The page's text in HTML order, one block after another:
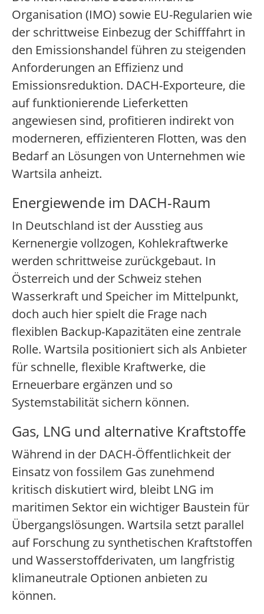
Organisation (IMO) sowie EU-Regularien wie
der schrittweise Einbezug der Schifffahrt in
den Emissionshandel führen zu steigenden
Anforderungen an Effizienz und
Emissionsreduktion. DACH-Exporteure, die
auf funktionierende Lieferketten
angewiesen sind, profitieren indirekt von
moderneren, effizienteren Flotten, was den
Bedarf an Lösungen von Unternehmen wie
Wartsila anheizt.
Energiewende im DACH-Raum
In Deutschland ist der Ausstieg aus
Kernenergie vollzogen, Kohlekraftwerke
werden schrittweise zurückgebaut. In
Österreich und der Schweiz stehen
Wasserkraft und Speicher im Mittelpunkt,
doch auch hier spielt die Frage nach
flexiblen Backup-Kapazitäten eine zentrale
Rolle. Wartsila positioniert sich als Anbieter
für schnelle, flexible Kraftwerke, die
Erneuerbare ergänzen und so
Systemstabilität sichern können.
Gas, LNG und alternative Kraftstoffe
Während in der DACH-Öffentlichkeit der
Einsatz von fossilem Gas zunehmend
kritisch diskutiert wird, bleibt LNG im
maritimen Sektor ein wichtiger Baustein für
Übergangslösungen. Wartsila setzt parallel
auf Forschung zu synthetischen Kraftstoffen
und Wasserstoffderivaten, um langfristig
klimaneutrale Optionen anbieten zu
können.